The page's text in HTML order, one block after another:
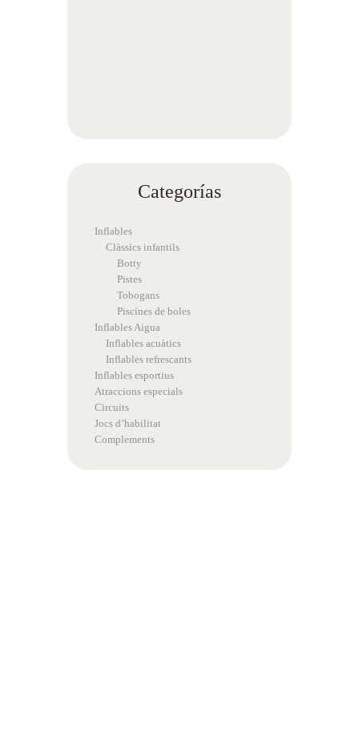
Categorías
Inflables
Clàssics infantils
Botty
Pistes
Tobogans
Piscines de boles
Inflables Aigua
Inflables acuàtics
Inflables refrescants
Inflables esportius
Atraccions especials
Circuits
Jocs d’habilitat
Complements